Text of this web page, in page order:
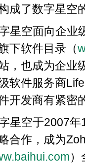
成了数字星空
星空面向企业
下软件目录（
，也成为企业
软件服务商
开发商有紧密
星空于2007
合作，成为
）